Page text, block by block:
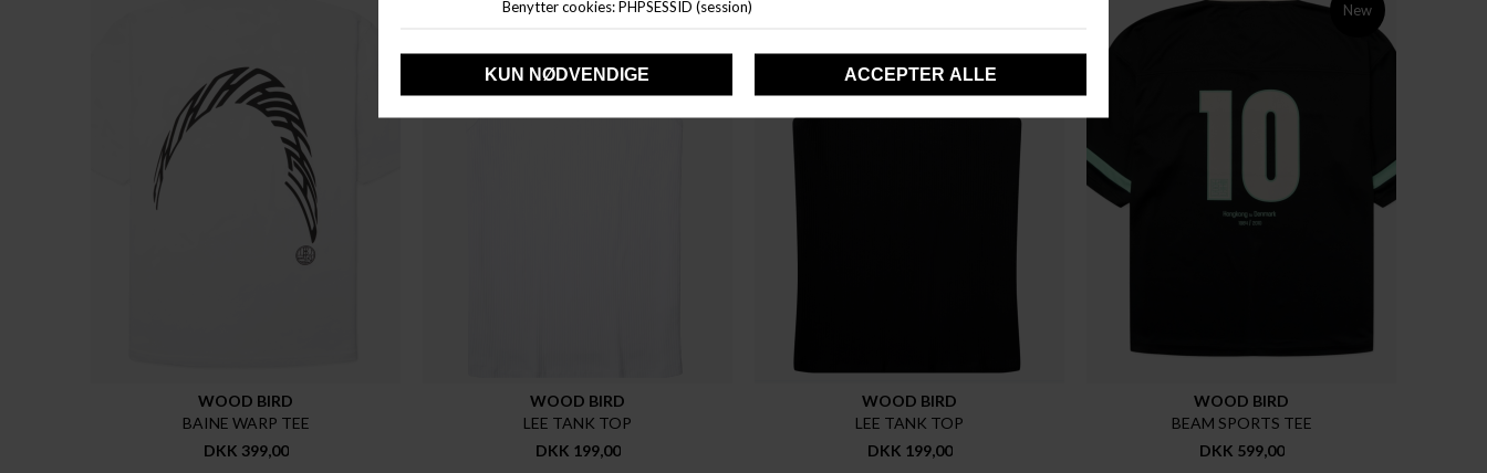
WOOD BIRD
BAINE WARP TEE
DKK 399,00
WOOD BIRD
LEE TANK TOP
DKK 199,00
WOOD BIRD
LEE TANK TOP
DKK 199,00
New
WOOD BIRD
BEAM SPORTS TEE
DKK 599,00